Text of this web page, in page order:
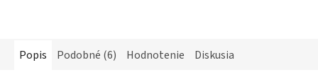
Popis Podobné (6) Hodnotenie Diskusia